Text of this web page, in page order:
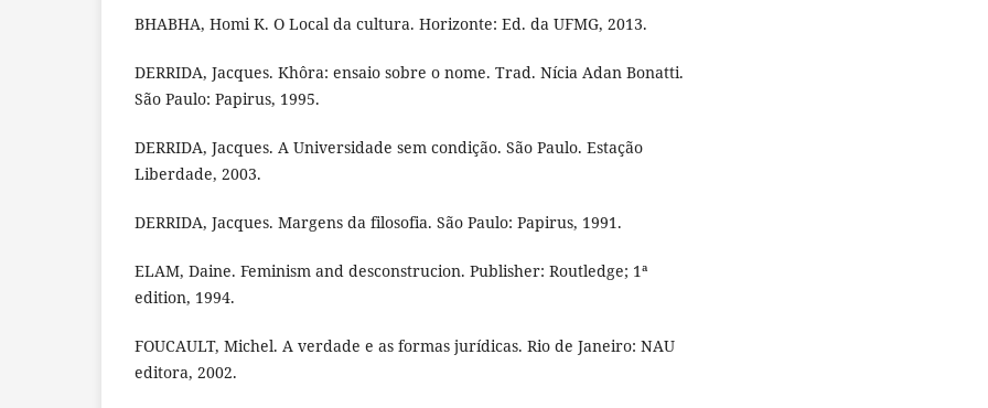
BHABHA, Homi K. O Local da cultura. Horizonte: Ed. da UFMG, 2013.
DERRIDA, Jacques. Khôra: ensaio sobre o nome. Trad. Nícia Adan Bonatti.
São Paulo: Papirus, 1995.
DERRIDA, Jacques. A Universidade sem condição. São Paulo. Estação
Liberdade, 2003.
DERRIDA, Jacques. Margens da filosofia. São Paulo: Papirus, 1991.
ELAM, Daine. Feminism and desconstrucion. Publisher: Routledge; 1ª
edition, 1994.
FOUCAULT, Michel. A verdade e as formas jurídicas. Rio de Janeiro: NAU
editora, 2002.